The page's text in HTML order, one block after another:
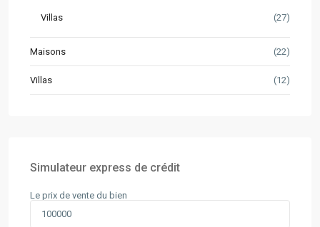
Villas (27)
Maisons (22)
Villas (12)
Simulateur express de crédit
Le prix de vente du bien